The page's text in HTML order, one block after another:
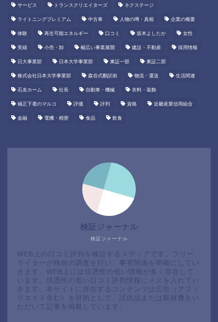
サービス トランスクリエイターズ ネクステージ
ライトニングプレミアム 中古車 人物の噂・真相 企業の概要
体験 再生可能エネルギー 口コミ 坂本よしたか 女性
実績 小売・卸 幅広い事業展開 建設・不動産 採用情報
日大事業部 日本大学事業部 東証一部 東証二部
株式会社日本大学事業部 森谷式翻訳術 物流・運送 生活関連
石友ホーム 社長 自動車・機械 衣料・装飾
補正下着のマルコ 評価 評判 資格 近畿産業信用組合
金融 電機・精密 食品 飲食
検証ジャーナル
検証ジャーナル
WEB上の口コミ評判を検証するメディアです。フリー
ライターが独自の調査を行い、事実関係を明確にしてい
きます。WEB上には信憑性の低い情報が多く存在して
います。信憑性の低い口コミ評判情報にメスを入れてい
きます。本サイトに存在するコンテンツは広告（アフィ
リエイト含む）を目的として、試供品または取材費をい
ただいて記事を掲載しています。